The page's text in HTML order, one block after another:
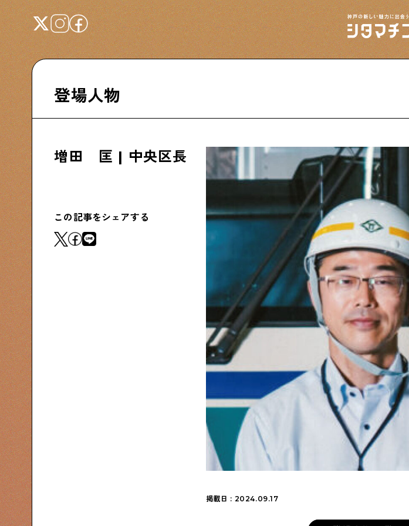
下町に暮らす人たちに日記を書いてもらいま
下町の店≒家
下町ならではの家みた
です
下町の「あの人」が書く連載記事です
Shitamachi
下町の「あの人」×「あ
む企画です
シタマチコウベについて 下町カレンダー 週刊下町日和 Stay
登場人物
増田 匡 | 中央区長
この記事をシェアする
掲載日 : 2024.09.17